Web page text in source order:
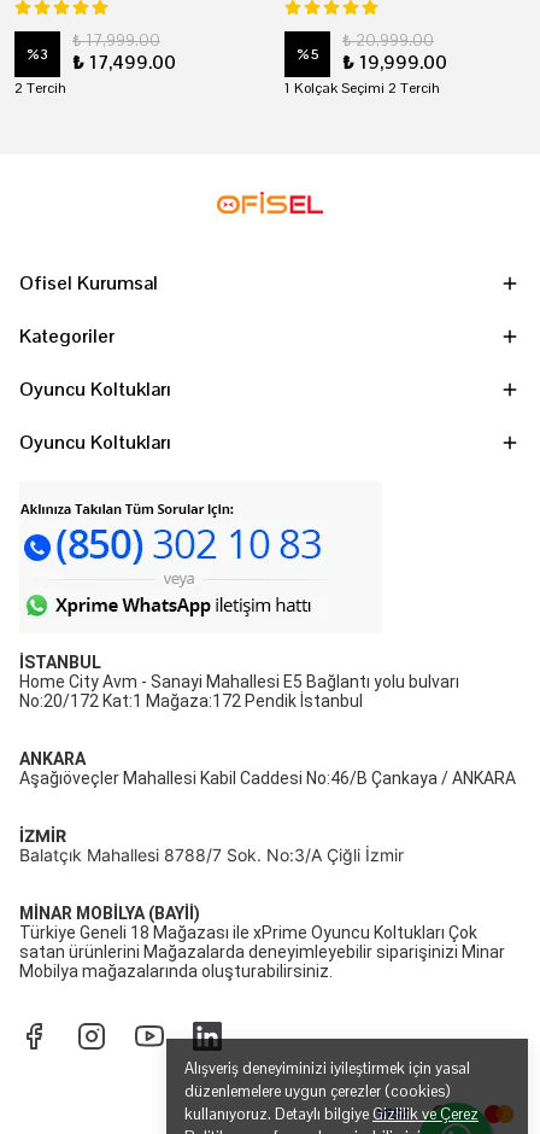
Alışveriş deneyiminizi iyileştirmek için yasal
düzenlemelere uygun çerezler (cookies)
kullanıyoruz. Detaylı bilgiye Gizlilik ve Çerez
%3
₺ 17,999.00
₺ 17,499.00
2 Tercih
%5
₺ 20,999.00
₺ 19,999.00
1 Kolçak Seçimi 2 Tercih
Ofisel Kurumsal
Kategoriler
Oyuncu Koltukları
Oyuncu Koltukları
İSTANBUL
Home City Avm - Sanayi Mahallesi E5 Bağlantı yolu bulvarı
No:20/172 Kat:1 Mağaza:172 Pendik İstanbul
ANKARA
Aşağıöveçler Mahallesi Kabil Caddesi No:46/B Çankaya / ANKARA
İZMİR
Balatçık Mahallesi 8788/7 Sok. No:3/A Çiğli İzmir
MİNAR MOBİLYA (BAYİİ)
Türkiye Geneli 18 Mağazası ile xPrime Oyuncu Koltukları Çok
satan ürünlerini Mağazalarda deneyimleyebilir siparişinizi Minar
Mobilya mağazalarında oluşturabilirsiniz.